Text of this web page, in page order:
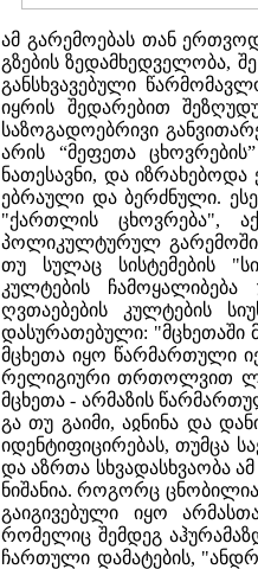
ამ გარემოებას თან
გზების ზედამხედველობა,
განსხვავებული
იყრის შედარებით
საზოგადოებრივი
არის “მეფეთა
ნათესავნი, და
ებრაული და ბერძნული.
"ქართლის ცხოვრება",
პოლიკულტურულ გარემოში
თუ სულაც სისტემების
კულტების
ღვთაებების კულტების
დასურათებული:
მცხეთა იყო წარმართული
რელიგიური თრთოლვით
მცხეთა - არმაზის
გა თუ გაიმი, აჲნინა და
იდენტიფიცირებას, თუმცა
და აზრთა სხვადასხვაობა
ნიშანია. როგორც
გაიგივებული იყო
რომელიც შემდეგ
ჩართული დამატების,